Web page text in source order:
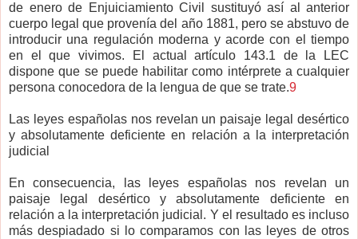
de enero de Enjuiciamiento Civil sustituyó así al anterior
cuerpo legal que provenía del año 1881, pero se abstuvo de
introducir una regulación moderna y acorde con el tiempo
en el que vivimos. El actual artículo 143.1 de la LEC
dispone que se puede habilitar como intérprete a cualquier
persona conocedora de la lengua de que se trate.9
Las leyes españolas nos revelan un paisaje legal desértico
y absolutamente deficiente en relación a la interpretación
judicial
En consecuencia, las leyes españolas nos revelan un
paisaje legal desértico y absolutamente deficiente en
relación a la interpretación judicial. Y el resultado es incluso
más despiadado si lo comparamos con las leyes de otros